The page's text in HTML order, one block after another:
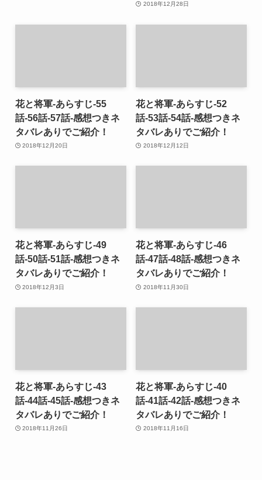
2018年12月28日
花と将軍-あらすじ-55
話-56話-57話-感想つきネ
タバレありでご紹介！
2018年12月20日
花と将軍-あらすじ-52
話-53話-54話-感想つきネ
タバレありでご紹介！
2018年12月12日
花と将軍-あらすじ-49
話-50話-51話-感想つきネ
タバレありでご紹介！
2018年12月3日
花と将軍-あらすじ-46
話-47話-48話-感想つきネ
タバレありでご紹介！
2018年11月30日
花と将軍-あらすじ-43
話-44話-45話-感想つきネ
タバレありでご紹介！
2018年11月26日
花と将軍-あらすじ-40
話-41話-42話-感想つきネ
タバレありでご紹介！
2018年11月16日